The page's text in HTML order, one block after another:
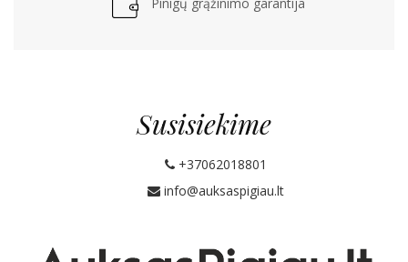
Susisiekime
+37062018801
info@auksaspigiau.lt